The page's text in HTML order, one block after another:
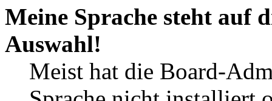
Meine Sprache steht auf
Auswahl!
Meist hat die Board-